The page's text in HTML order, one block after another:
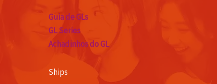
Guia de GLs
GL Series
Achadinhos do GL
Ships